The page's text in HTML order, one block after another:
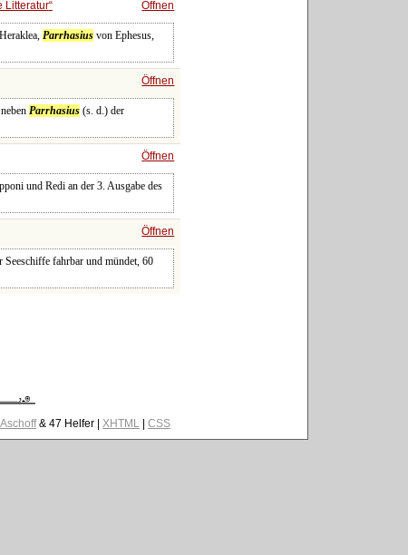
Litteratur Öffnen
Parrhasius von Ephesus,
Öffnen
Parrhasius (s. d.) der
Öffnen
und Redi an der 3. Ausgabe des
Öffnen
fahrbar und mündet, 60
& 47 Helfer | XHTML| CSS